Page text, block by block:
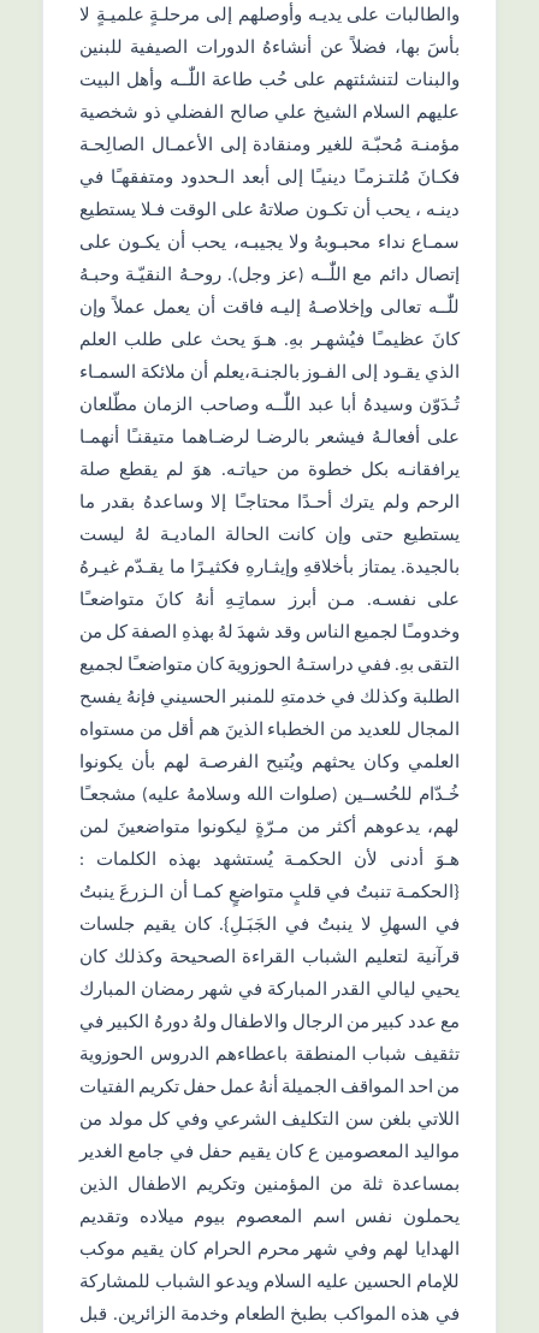
والطالبات على يديـه وأوصلهم إلى مرحلـةٍ علميـةٍ لا
بأسَ بها، فضلاً عن أنشاءهُ الدورات الصيفية للبنين
والبنات لتنشئتهم على حُب طاعة اللّٰــه وأهل البيت
عليهم السلام الشيخ علي صالح الفضلي ذو شخصية
مؤمنـة مُحبّـة للغير ومنقادة إلى الأعمـال الصالِحـة
فكـانَ مُلتـزمـًا دينيـًا إلى أبعد الـحدود ومتفقهـًا في
دينـه ، يحب أن تكـون صلاتهُ على الوقت فـلا يستطيع
سمـاع نداء محبـوبهُ ولا يجيبـه، يحب أن يكـون على
إتصال دائم مع اللّٰــه (عز وجل). روحـهُ النقيّـة وحبـهُ
للّٰــه تعالى وإخلاصـهُ إليـه فاقت أن يعمل عملاً وإن
كانَ عظيمـًا فيُشهـر بهِ. هـوَ يحث على طلب العلم
الذي يقـود إلى الفـوز بالجنـة،يعلم أن ملائكة السمـاء
تُـدَوّن وسيدهُ أبا عبد اللّٰــه وصاحب الزمان مطّلعان
على أفعالـهُ فيشعر بالرضـا لرضـاهما متيقنـًا أنهمـا
يرافقانـه بكل خطوة من حياتـه. هوَ لم يقطع صلة
الرحم ولم يترك أحـدًا محتاجـًا إلا وساعدهُ بقدر ما
يستطيع حتى وإن كانت الحالة الماديـة لهُ ليست
بالجيدة. يمتاز بأخلاقهِ وإيثـارهِ فكثيـرًا ما يقـدّم غيـرهُ
على نفسـه. مـن أبرز سماتِـهِ أنهُ كانَ متواضعـًا
وخدومـًا لجميع الناس وقد شهدَ لهُ بهذهِ الصفة كل من
التقى بهِ. ففي دراستـهُ الحوزوية كان متواضعـًا لجميع
الطلبة وكذلك في خدمتهِ للمنبر الحسيني فإنهُ يفسح
المجال للعديد من الخطباء الذينَ هم أقل من مستواه
العلمي وكان يحثهم ويُتيح الفرصـة لهم بأن يكونوا
خُـدّام للحُســين (صلوات الله وسلامهُ عليه) مشجعـًا
لهم، يدعوهم أكثر من مـرّةٍ ليكونوا متواضعينَ لمن
هـوَ أدنى لأن الحكمـة يُستشهد بهذه الكلمات :
{الحكمـة تنبتُ في قلبٍ متواضعٍ كمـا أن الـزرعَ ينبتُ
في السهلِ لا ينبتُ في الجَبَـلِ}. كان يقيم جلسات
قرآنية لتعليم الشباب القراءة الصحيحة وكذلك كان
يحيي ليالي القدر المباركة في شهر رمضان المبارك
مع عدد كبير من الرجال والاطفال ولهُ دورهُ الكبير في
تثقيف شباب المنطقة باعطاءهم الدروس الحوزوية
من احد المواقف الجميلة أنهُ عمل حفل تكريم الفتيات
اللاتي بلغن سن التكليف الشرعي وفي كل مولد من
مواليد المعصومين ع كان يقيم حفل في جامع الغدير
بمساعدة ثلة من المؤمنين وتكريم الاطفال الذين
يحملون نفس اسم المعصوم بيوم ميلاده وتقديم
الهدايا لهم وفي شهر محرم الحرام كان يقيم موكب
للإمام الحسين عليه السلام ويدعو الشباب للمشاركة
في هذه المواكب بطبخ الطعام وخدمة الزائرين. قبل